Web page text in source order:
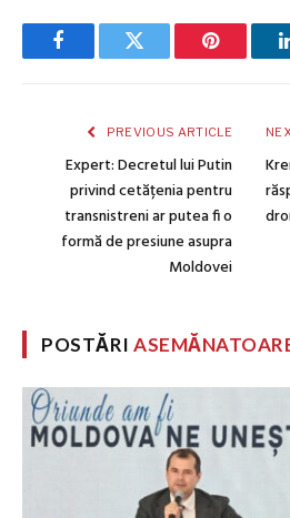
FacebookTwitter Pinterest
PREVIOUS ARTICLE
Expert: Decretul lui Putin
privind cetățenia pentru
transnistreni ar putea fi o
formă de presiune asupra
Moldovei
POSTĂRI